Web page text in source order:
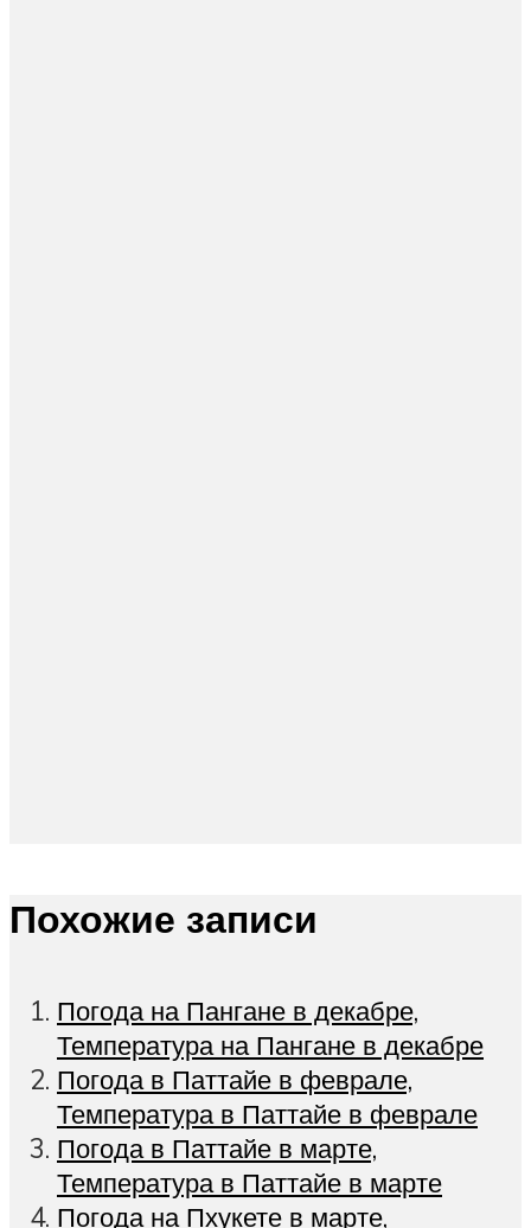
Похожие записи
Погода на Пангане в декабре,
Температура на Пангане в декабре
Погода в Паттайе в феврале,
Температура в Паттайе в феврале
Погода в Паттайе в марте,
Температура в Паттайе в марте
Погода на Пхукете в марте,